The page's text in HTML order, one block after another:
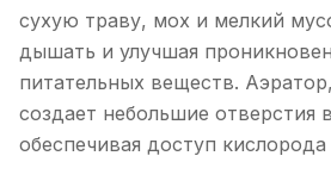
сухую траву, мох и мелкий
дышать и улучшая
питательных веществ.
создает небольшие отверстия
обеспечивая доступ